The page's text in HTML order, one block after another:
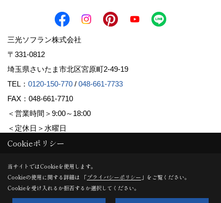
三光ソフラン株式会社
〒331-0812
埼玉県さいたま市北区宮原町2-49-19
TEL： 0120-150-770 / 048-661-7733
FAX：048-661-7710
＜営業時間＞9:00～18:00
＜定休日＞水曜日
Copyright (c) Sanko Soflan Corporation. All Rights Reserved.
Produced byゴデスクリエイト
Cookieポリシー
当サイトではCookieを使用します。
Cookieの使用に関する詳細は 「プライバシーポリシー 」をご覧ください。
Cookieを受け入れるか拒否するか選択してください。